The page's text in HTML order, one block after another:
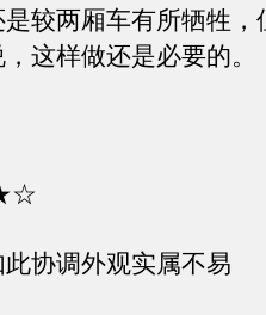
较两厢车有所牺牲，
这样做还是必要的。
协调外观实属不易